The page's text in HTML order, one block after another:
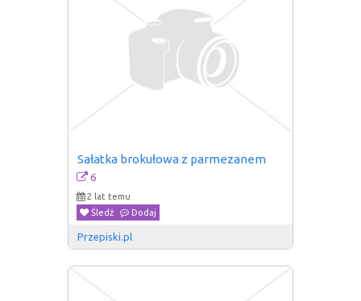
Sałatka brokułowa z parmezanem
6
2 lat temu
Śledź
Dodaj
Przepiski.pl